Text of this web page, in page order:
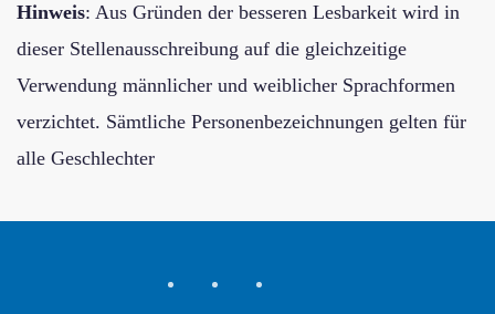
Hinweis: Aus Gründen der besseren Lesbarkeit wird in
dieser Stellenausschreibung auf die gleichzeitige
Verwendung männlicher und weiblicher Sprachformen
verzichtet. Sämtliche Personenbezeichnungen gelten für
alle Geschlechter